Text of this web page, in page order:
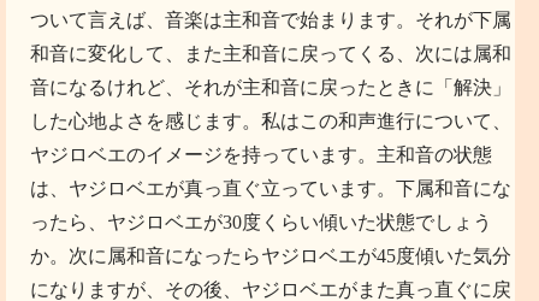
ついて言えば、音楽は主和音で始まります。それが下属
和音に変化して、また主和音に戻ってくる、次には属和
音になるけれど、それが主和音に戻ったときに「解決」
した心地よさを感じます。私はこの和声進行について、
ヤジロベエのイメージを持っています。主和音の状態
は、ヤジロベエが真っ直ぐ立っています。下属和音にな
ったら、ヤジロベエが30度くらい傾いた状態でしょう
か。次に属和音になったらヤジロベエが45度傾いた気分
になりますが、その後、ヤジロベエがまた真っ直ぐに戻